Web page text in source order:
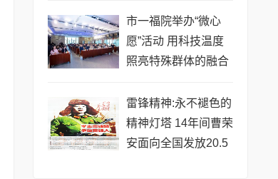
班主任》
市一福院举办“微心
愿”活动 用科技温度
照亮特殊群体的融合
雷锋精神:永不褪色的
精神灯塔 ​14年间曹荣
安面向全国发放20.5